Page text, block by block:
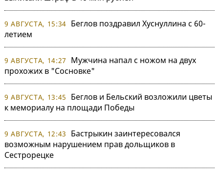
9 АВГУСТА, 15:34 Беглов поздравил Хуснуллина с 60-
летием
9 АВГУСТА, 14:27
Мужчина напал с ножом на двух
прохожих в "Сосновке"
9 АВГУСТА, 13:45
Беглов и Бельский возложили цветы
к мемориалу на площади Победы
9 АВГУСТА, 12:43
Бастрыкин заинтересовался
возможным нарушением прав дольщиков в
Сестрорецке